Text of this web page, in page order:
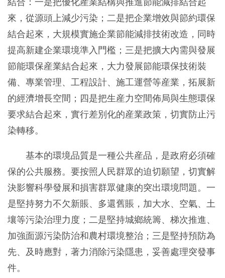
來，從源頭上減少污染；二是把企業增效與節約環保
結合起來，大規模實施企業節能減排技術改造，同時
提高新建企業環境準入門檻；三是把擴大內需與發展
節能環保産業結合起來，大力發展節能環保技術裝
備、專業管理、工程設計、施工運營等産業，拓展新
的經濟增長空間；四是把生産力空間佈局與生態環保
要求結合起來，實行差別化的産業政策，切實防止污
染轉移。
基本的環境品質是一種公共産品，是政府必須確
保的公共服務。要按照人民群眾的迫切願望，切實解
決影響科學發展和損害群眾健康的突出環境問題。一
是堅持努力不欠新賬、多還舊賬，加大水、空氣、土
壤等污染治理力度；二是堅持城鄉統籌、梯次推進、
加強面源污染防治和農村環境整治；三是堅持預防為
先、及時應對，著力消除污染隱患，妥善處理突發事
件。